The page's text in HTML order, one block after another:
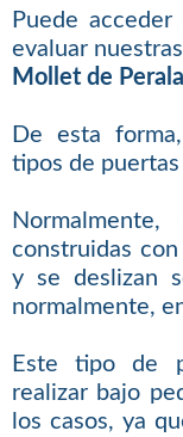
Puede
evaluar nuestras
Mollet de
De esta
tipos de
construidas
y se deslizan
normalmente,
Este tipo de
realizar bajo
los casos, ya